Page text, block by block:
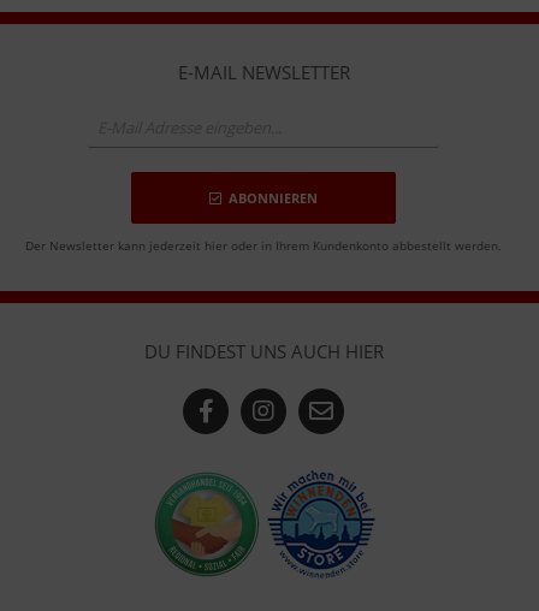
E-MAIL NEWSLETTER
ABONNIEREN
Der Newsletter kann jederzeit hier oder in Ihrem Kundenkonto abbestellt werden.
DU FINDEST UNS AUCH HIER